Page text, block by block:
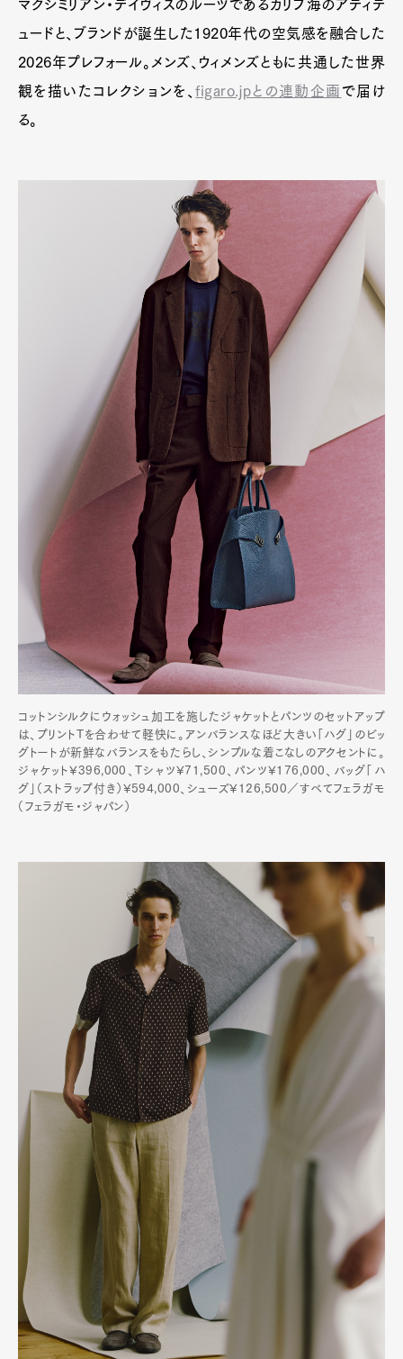
マクシミリアン・デイヴィスのルーツであるカリブ海のアティテ
ュードと、ブランドが誕生した1920年代の空気感を融合した
2026年プレフォール。メンズ、ウィメンズともに共通した世界
観を描いたコレクションを、figaro.jpとの連動企画 で届け
る。
コットンシルクにウォッシュ加工を施したジャケットとパンツのセットアップ
は、プリントTを合わせて軽快に。アンバランスなほど大きい「ハグ」のビッ
グトートが新鮮なバランスをもたらし、シンプルな着こなしのアクセントに。
ジャケット¥396,000、Tシャツ¥71,500、パンツ¥176,000、バッグ「ハ
グ」（ストラップ付き）¥594,000、シューズ¥126,500／すべてフェラガモ
（フェラガモ・ジャパン）